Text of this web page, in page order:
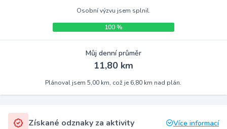
Osobní výzvu jsem splnil.
100 %
Můj denní průměr
11,80 km
Plánoval jsem 5,00 km, což je 6,80 km nad plán.
Získané odznaky za aktivity Více informací